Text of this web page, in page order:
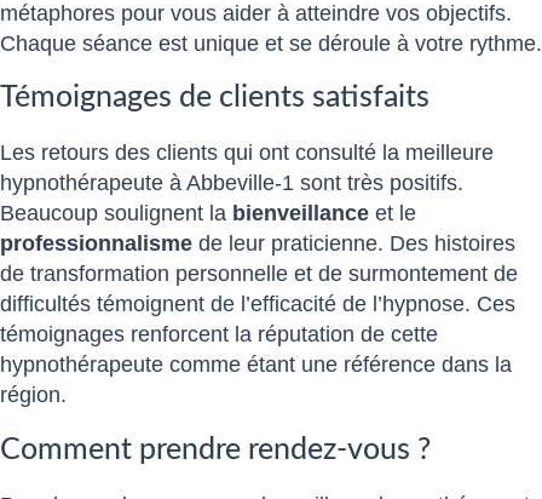
métaphores pour vous aider à atteindre vos objectifs.
Chaque séance est unique et se déroule à votre rythme.
Témoignages de clients satisfaits
Les retours des clients qui ont consulté la meilleure
hypnothérapeute à Abbeville-1 sont très positifs.
Beaucoup soulignent la bienveillance et le
professionnalisme de leur praticienne. Des histoires
de transformation personnelle et de surmontement de
difficultés témoignent de l’efficacité de l’hypnose. Ces
témoignages renforcent la réputation de cette
hypnothérapeute comme étant une référence dans la
région.
Comment prendre rendez-vous ?